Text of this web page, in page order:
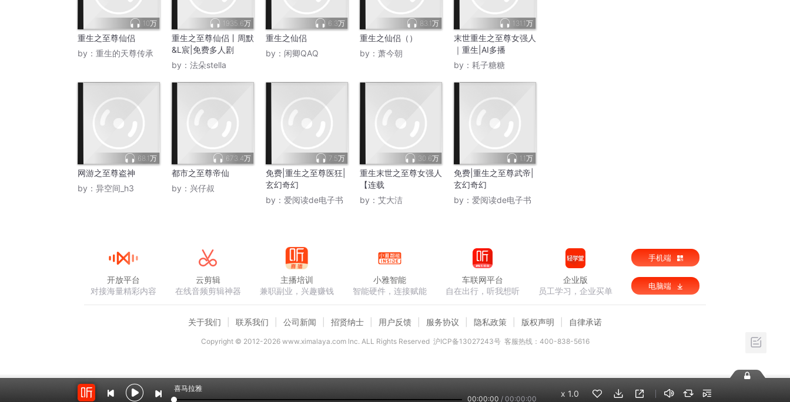
10万
重生之至尊仙侣
by： 重生的天尊传承
1935.6万
重生之至尊仙侣丨周默
&L宸|免费多人剧
by： 法朵stella
6.3万
重生之仙侣
by： 闲卿QAQ
83.1万
重生之仙侣（）
by： 萧今朝
131.1万
末世重生之至尊女强人
｜重生|AI多播
by： 耗子糖糖
68.1万
网游之至尊盗神
by： 异空间_h3
673.4万
都市之至尊帝仙
by： 兴仔叔
7.5万
免费|重生之至尊医狂|
玄幻奇幻
by： 爱阅读de电子书
30.6万
重生末世之至尊女强人
【连载
by： 艾大洁
1.1万
免费|重生之至尊武帝|
玄幻奇幻
by： 爱阅读de电子书
喜马拉雅
00:00:00 / 00:00:00
x 1.0
开放平台
对接海量精彩内容
云剪辑
在线音频剪辑神器
主播培训
兼职副业，兴趣赚钱
小雅智能
智能硬件，连接赋能
车联网平台
自在出行，听我想听
企业版
员工学习，企业买单
手机端
电脑端
关于我们 联系我们 公司新闻 招贤纳士 用户反馈 服务协议 隐私政策 版权声明 自律承诺
Copyright © 2012-2026www.ximalaya.com lnc. ALL Rights Reserved 沪ICP备13027243号 客服热线：400-838-5616